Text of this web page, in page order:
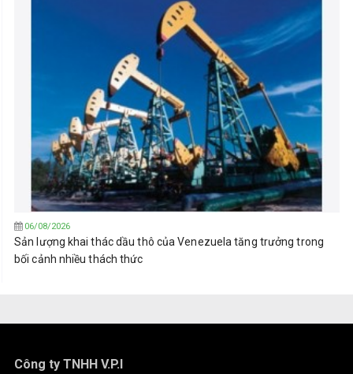
06/08/2026
Sản lượng khai thác dầu thô của Venezuela tăng trưởng trong
bối cảnh nhiều thách thức
Công ty TNHH V.P.I